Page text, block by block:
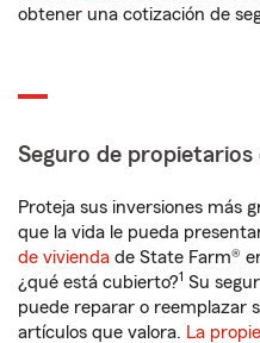
obtener una cotización de
Seguro de propietarios
Proteja sus inversiones más
que la vida le pueda
de vivienda de State Farm®
¿qué está cubierto?1 Su
puede reparar o reemplazar
artículos que valora. La